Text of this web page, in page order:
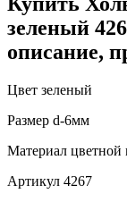
зеленый
описание,
Цвет зеленый
Размер d-6мм
Материал цветной
Артикул 4267